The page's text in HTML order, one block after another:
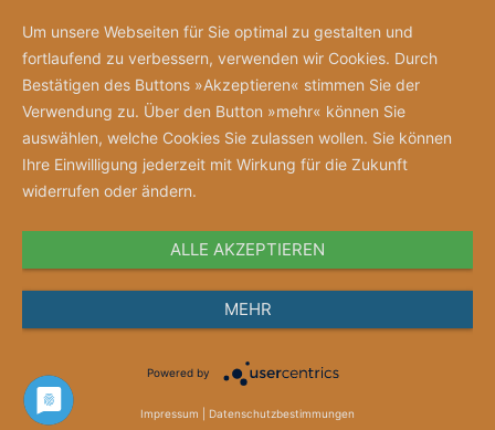
Um unsere Webseiten für Sie optimal zu gestalten und
fortlaufend zu verbessern, verwenden wir Cookies. Durch
Bestätigen des Buttons »Akzeptieren« stimmen Sie der
Verwendung zu. Über den Button »mehr« können Sie
auswählen, welche Cookies Sie zulassen wollen. Sie können
Ihre Einwilligung jederzeit mit Wirkung für die Zukunft
widerrufen oder ändern.
ALLE AKZEPTIEREN
MEHR
Powered by
Impressum Datenschutzbestimmungen